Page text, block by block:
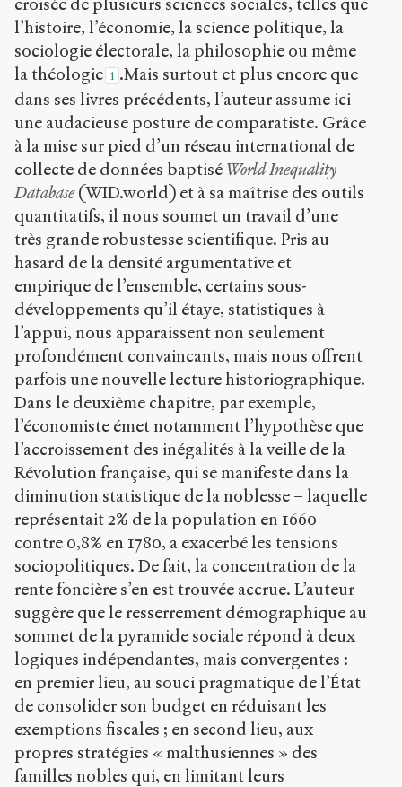
l’histoire, l’économie, la science politique, la
sociologie électorale, la philosophie ou même
la théologie 1 .Mais surtout et plus encore que
dans ses livres précédents, l’auteur assume ici
une audacieuse posture de comparatiste. Grâce
à la mise sur pied d’un réseau international de
collecte de données baptisé World Inequality
Database(WID.world) et à sa maîtrise des outils
quantitatifs, il nous soumet un travail d’une
très grande robustesse scientifique. Pris au
hasard de la densité argumentative et
empirique de l’ensemble, certains sous-
développements qu’il étaye, statistiques à
l’appui, nous apparaissent non seulement
profondément convaincants, mais nous offrent
parfois une nouvelle lecture historiographique.
Dans le deuxième chapitre, par exemple,
l’économiste émet notamment l’hypothèse que
l’accroissement des inégalités à la veille de la
Révolution française, qui se manifeste dans la
diminution statistique de la noblesse – laquelle
représentait 2% de la population en 1660
contre 0,8% en 1780, a exacerbé les tensions
sociopolitiques. De fait, la concentration de la
rente foncière s’en est trouvée accrue. L’auteur
suggère que le resserrement démographique au
sommet de la pyramide sociale répond à deux
logiques indépendantes, mais convergentes :
en premier lieu, au souci pragmatique de l’État
de consolider son budget en réduisant les
exemptions fiscales ; en second lieu, aux
propres stratégies « malthusiennes » des
familles nobles qui, en limitant leurs